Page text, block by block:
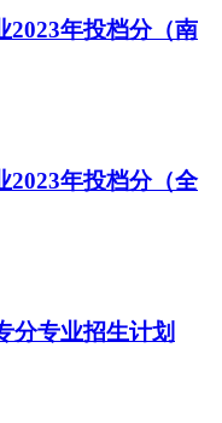
2023年投档分（南
2023年投档分（全
分专业招生计划